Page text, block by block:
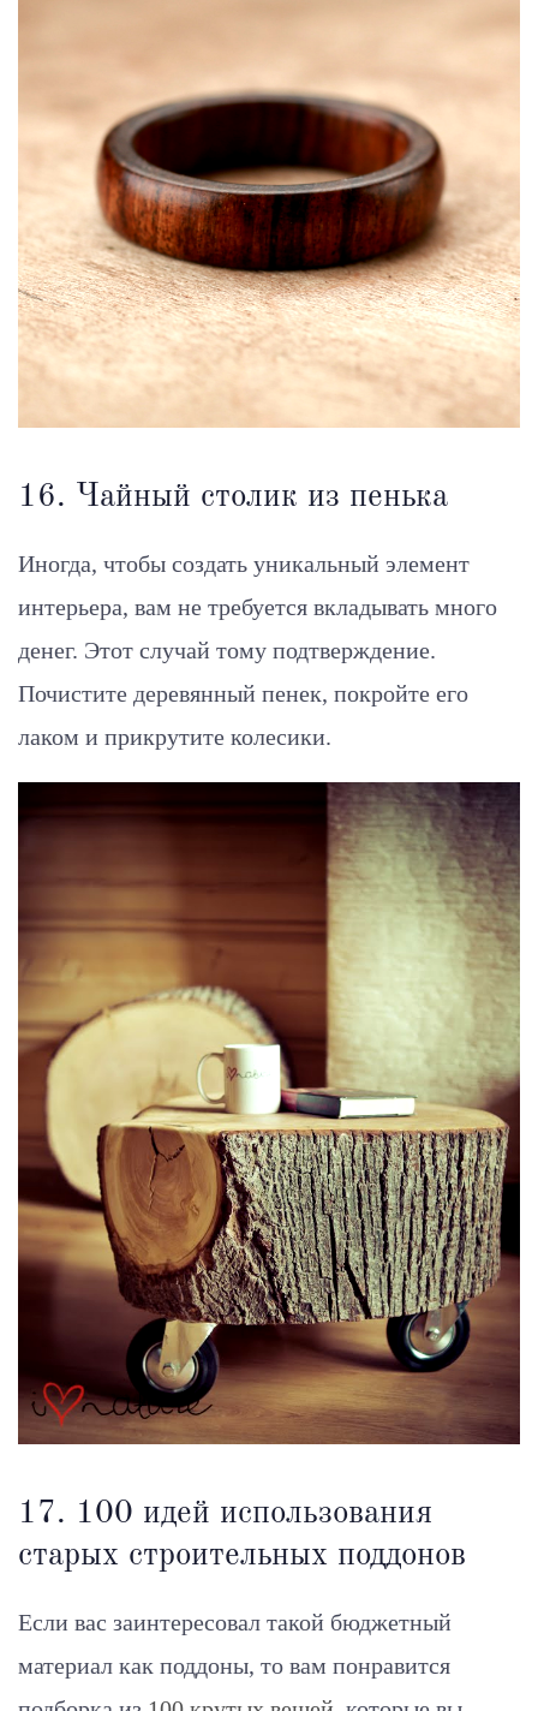
16. Чайный столик из пенька
Иногда, чтобы создать уникальный элемент
интерьера, вам не требуется вкладывать много
денег. Этот случай тому подтверждение.
Почистите деревянный пенек, покройте его
лаком и прикрутите колесики.
17. 100 идей использования
старых строительных поддонов
Если вас заинтересовал такой бюджетный
материал как поддоны, то вам понравится